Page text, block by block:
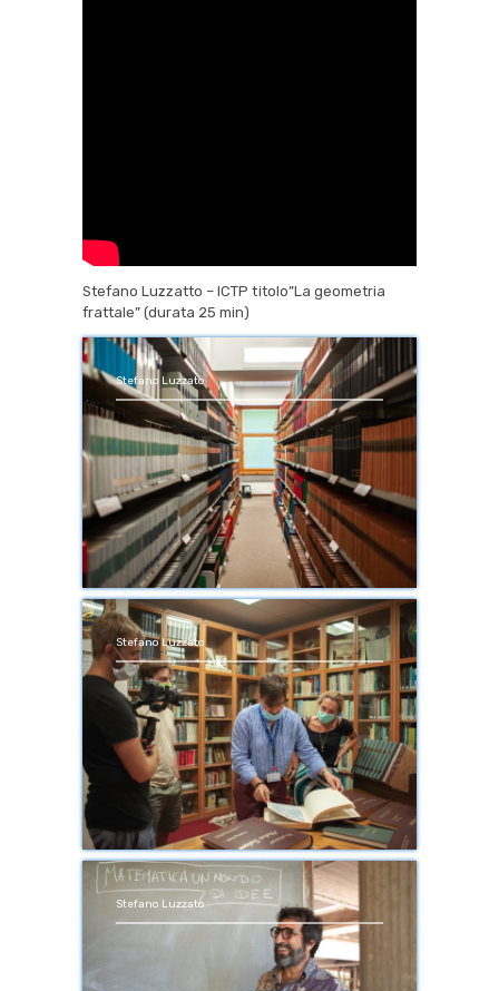
Stefano Luzzatto – ICTP titolo”La geometria
frattale” (durata 25 min)
Stefano Luzzato
Stefano Luzzato
Stefano Luzzato